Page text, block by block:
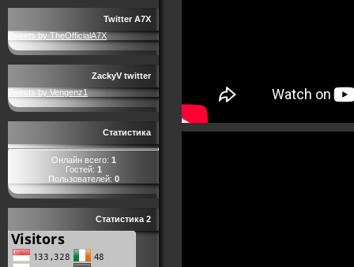
Twitter A7X
Tweets by TheOfficialA7X
ZackyV twitter
Tweets by Vengenz1
Статистика
Онлайн всего: 1
Гостей: 1
Пользователей: 0
Статистика 2